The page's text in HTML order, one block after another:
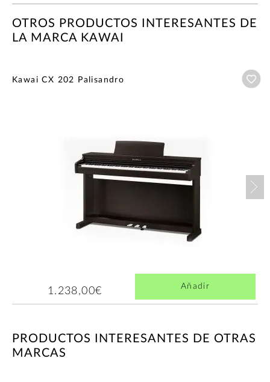
OTROS PRODUCTOS INTERESANTES DE
LA MARCA KAWAI
Kawai CX 202 Palisandro
1.238,00€ Añadir
PRODUCTOS INTERESANTES DE OTRAS
MARCAS